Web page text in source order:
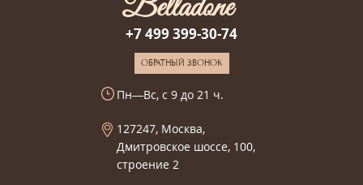
+7 499 399-30-74
ОБРАТНЫЙ ЗВОНОК
Пн—Вс, с 9 до 21 ч.
127247, Москва,
Дмитровское шоссе, 100,
строение 2